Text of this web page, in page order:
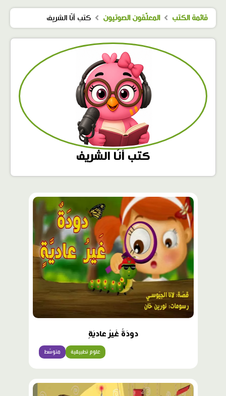
قائمة الكتب المعلّقون الصوتيون كتب أنّا الشريف
كتب أنّا الشريف
دودَةٌ غَيرُ عاديَةٍ
متوسّط علوم تطبيقية